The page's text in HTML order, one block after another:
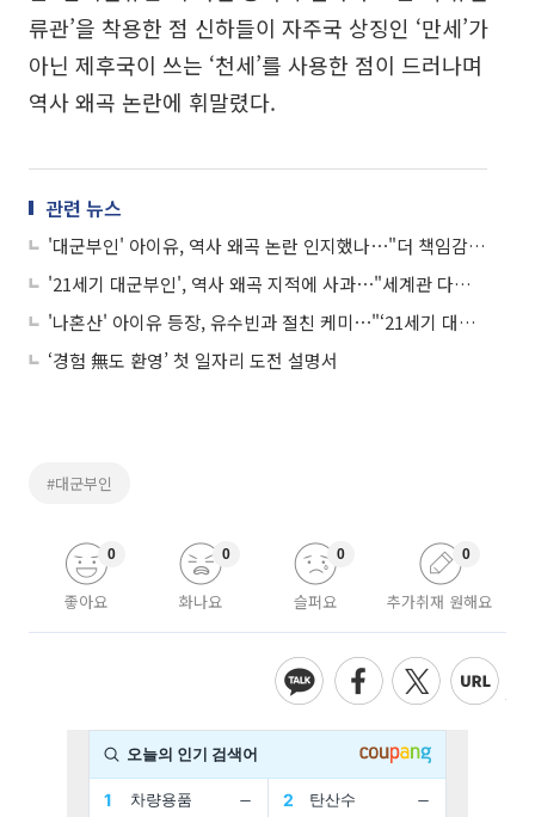
류관’을 착용한 점 신하들이 자주국 상징인 ‘만세’가
아닌 제후국이 쓰는 ‘천세’를 사용한 점이 드러나며
역사 왜곡 논란에 휘말렸다.
관련 뉴스
'대군부인' 아이유, 역사 왜곡 논란 인지했나⋯"더 책임감 가지고 잘 하겠다"
'21세기 대군부인', 역사 왜곡 지적에 사과⋯"세계관 다듬는 노력 부족"
'나혼산' 아이유 등장, 유수빈과 절친 케미⋯"‘21세기 대군부인’으로 친분"
‘경험 無도 환영’ 첫 일자리 도전 설명서
#대군부인
좋아요
0
화나요
0
슬퍼요
0
추가취재 원해요
0